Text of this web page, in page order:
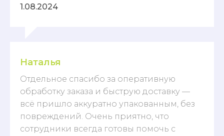
1.08.2024
Наталья
Отдельное спасибо за оперативную
обработку заказа и быструю доставку —
всё пришло аккуратно упакованным, без
повреждений. Очень приятно, что
сотрудники всегда готовы помочь с